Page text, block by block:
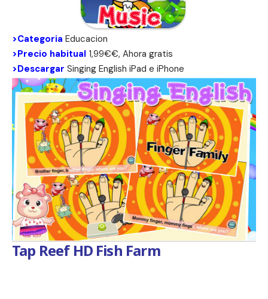
>Categoria Educacion
>Precio habitual 1,99€€, Ahora gratis
>Descargar Singing English iPad e iPhone
Tap Reef HD Fish Farm